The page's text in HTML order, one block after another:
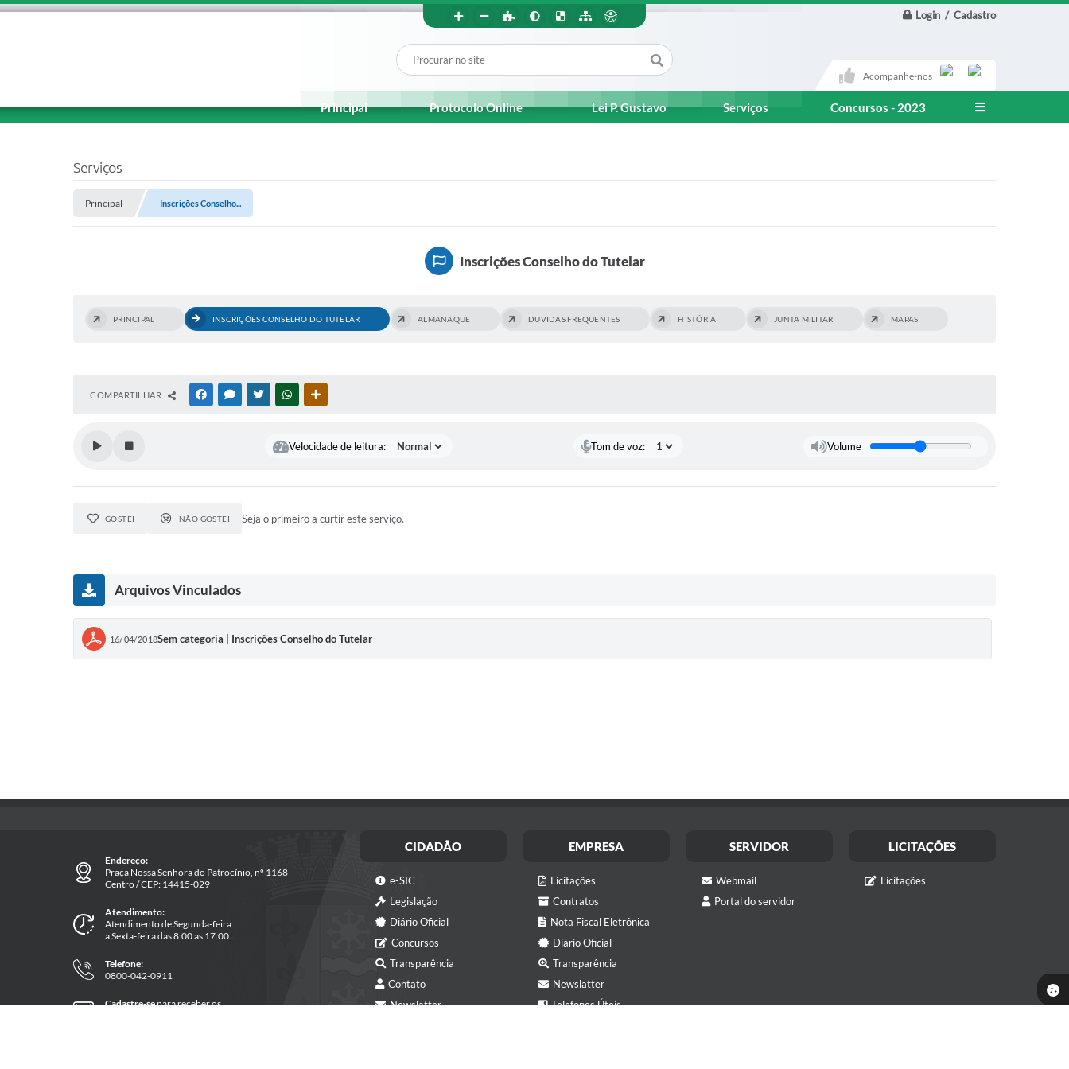
Login / Cadastro
Acompanhe-nos
Principal Protocolo Online Lei P. Gustavo Serviços Concursos - 2023
Serviços
Principal Inscrições Conselho...
Inscrições Conselho do Tutelar
PRINCIPAL INSCRIÇÕES CONSELHO DO TUTELAR ALMANAQUE DUVIDAS FREQUENTES HISTÓRIA JUNTA MILITAR MAPAS
COMPARTILHAR FACEBOOKMESSENGER
TWITTERWHATSAPP
Velocidade de leitura: Tom de voz: Volume
GOSTEI NÃO GOSTEI Seja o primeiro a curtir este serviço.
Arquivos Vinculados
16/04/2018Sem categoria | Inscrições Conselho do Tutelar
Endereço:
Praça Nossa Senhora do Patrocínio, nº 1168 -
Centro / CEP: 14415-029
Atendimento:
Atendimento de Segunda-feira
a Sexta-feira das 8:00 as 17:00.
Telefone:
0800-042-0911
Cadastre-separa receber os
CIDADÃO
e-SIC
Legislação
Diário Oficial
Concursos
Transparência
Contato
Newslatter
EMPRESA
Licitações
Contratos
Nota Fiscal Eletrônica
Diário Oficial
Transparência
Newslatter
Telefones Úteis
SERVIDOR
Webmail
Portal do servidor
LICITAÇÕES
Licitações